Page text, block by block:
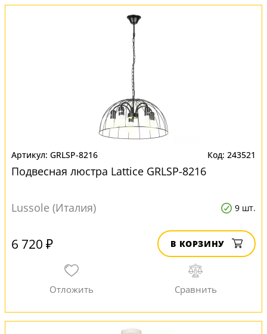
GRLSP-8216 243521
Подвесная люстра Lattice GRLSP-8216
Lussole (Италия) 9 шт.
6 720 ₽ В КОРЗИНУ